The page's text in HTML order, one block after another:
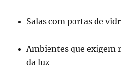
Salas com portas de
Ambientes que exigem
da luz